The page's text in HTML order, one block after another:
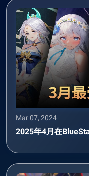
Mar 07, 2024
2025年4月在